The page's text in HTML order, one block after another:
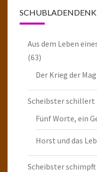
Aus dem Leben
(63)
Der Krieg der
Scheibster schillert
Fünf Worte, ein
Horst und das
Scheibster schimpft